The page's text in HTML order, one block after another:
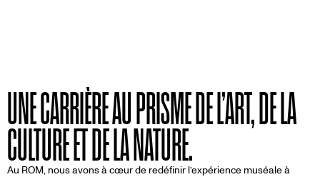
UNE CARRIÈRE AU PRISME DE L’ART, DE LA
CULTURE ET DE LA NATURE.
Au ROM, nous avons à cœur de redéfinir l’expérience muséale à